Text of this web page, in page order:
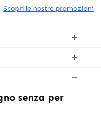
Scopri le nostre promozioni
senza per